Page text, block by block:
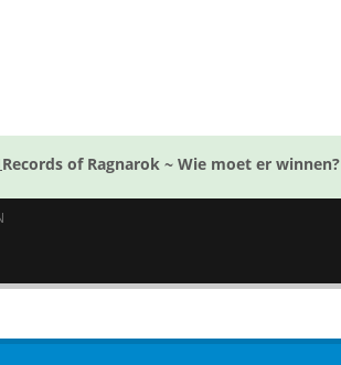
Records of Ragnarok ~ Wie moet er winnen?